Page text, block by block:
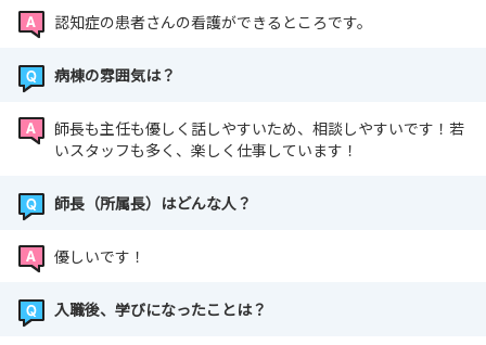
認知症の患者さんの看護ができるところです。
病棟の雰囲気は？
師長も主任も優しく話しやすいため、相談しやすいです！若
いスタッフも多く、楽しく仕事しています！
師長（所属長）はどんな人？
優しいです！
入職後、学びになったことは？